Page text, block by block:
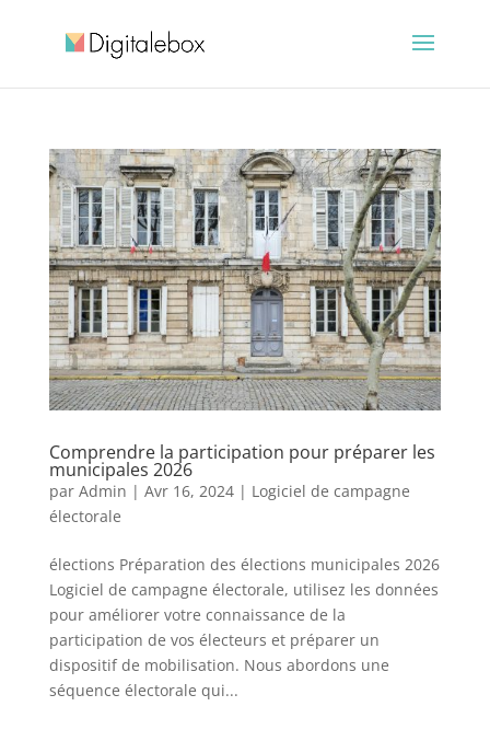
Comprendre la participation pour préparer les
municipales 2026
par Admin | Avr 16, 2024| Logiciel de campagne
électorale
élections Préparation des élections municipales 2026
Logiciel de campagne électorale, utilisez les données
pour améliorer votre connaissance de la
participation de vos électeurs et préparer un
dispositif de mobilisation. Nous abordons une
séquence électorale qui...